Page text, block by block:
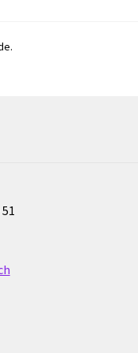
de la lumière
de la pression